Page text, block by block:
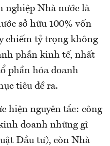
nghiệp Nhà nước là
sở hữu 100% vốn
chiếm tỷ trọng không
phần kinh tế, nhất
phần hóa doanh
tiêu đề ra.
hiện nguyên tắc: công
doanh những gì
Đầu tư), còn Nhà